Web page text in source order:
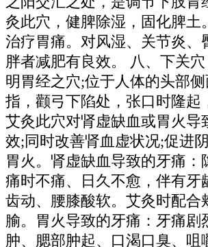
灸此穴，健脾除湿，固化脾土
治疗胃痛。对风湿、关节炎、
胖者减肥有良效。 八、下关
明胃经之穴;位于人体的头部
指，颧弓下陷处，张口时隆起
艾灸此穴对肾虚缺血或胃火导
效;同时改善肾血虚状况;促进
胃火。肾虚缺血导致的牙痛：
痛时不痛、日久不愈，伴有牙
齿动、腰膝酸软。艾灸时配合
腧。胃火导致的牙痛：牙痛剧
肿、腮部肿起、口渴口臭、咀